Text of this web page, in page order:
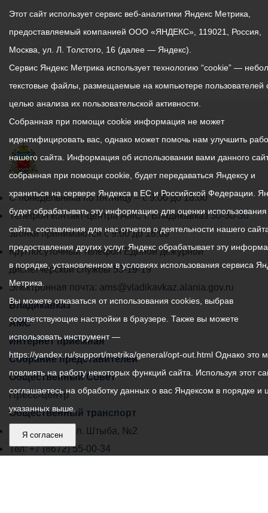
по отбору граждан,
числа работников
предприятий и
организаций,
расположенных на
территории РСО-Алания,
службы по контракту на
вакантных воинских
должностях, офицеров,
штатно-должностных
категорий:
Старший лейтенант
(заместитель командира
роты связи, командир
взвода связи, заместитель
военно-политической
подготовке, офицер по
безопасности
Старший лейтенант
медицинской службы
Капитан (помощник
командира бригады по
экономической работе,
График
работы
администрации
местного
самоуправления
города
Владикавказ:
С понедельника по пятницу – с 9.00 до 18.00
Телефон контакт-центра АМС г. Владикавказ30-30-30
звонки принимаются с 9:00 до 18:00
Круглосуточный телефон Единой дежурной
диспетчерской службы53-19-19
Электронная почта: ams@vladikavkaz.alania.gov.ru
Владикавказ
АМС
Интернет приемная
Собрание представителей
Общественный Совет
Пресс-центр
Общественный транспорт
Владикавказ, пл. Штыба, №2
Тел:+7 (8672) 55-00-34
Этот сайт использует сервис веб-аналитики Яндекс Метрика,
предоставляемый компанией ООО «ЯНДЕКС», 119021, Россия,
Москва, ул. Л. Толстого, 16 (далее — Яндекс).
Сервис Яндекс Метрика использует технологию “cookie” —
текстовые файлы, размещаемые на компьютере пользователей
целью анализа их пользовательской активности.
Собранная при помощи cookie информация не может
идентифицировать вас, однако может помочь нам улучшить
нашего сайта. Информация об использовании вами данного
собранная при помощи cookie, будет передаваться Яндексу и
храниться на сервере Яндекса в ЕС и Российской Федерации.
будет обрабатывать эту информацию для оценки
сайта, составления для нас отчетов о деятельности нашего
предоставления других услуг. Яндекс обрабатывает эту
в порядке, установленном в условиях использования сервиса
Метрика.
Вы можете отказаться от использования cookies, выбрав
соответствующие настройки в браузере. Также вы можете
использовать инструмент —
https://yandex.ru/support/metrika/general/opt-out.html Однако это
повлиять на работу некоторых функций сайта. Используя этот
соглашаетесь на обработку данных о вас Яндексом в порядке и
указанных выше.
Я согласен